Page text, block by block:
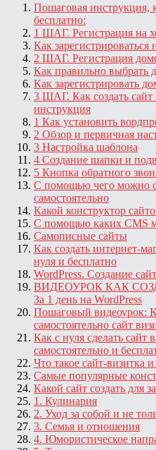
Пошаговая инструкция,
бесплатно:
1 ШАГ. Регистрация на
Как зарегистрироваться
2 ШАГ. Регистрация
Как правильно выбрать
Как зарегистрировать
3 ШАГ. Как создать сайт
инструкция
1 Как установить
2 Обзор и первичная
3 Настройка шаблона
4 Создание шапки и
5 Кнопка обратного
С помощью чего можно
самостоятельно
Какой конструктор
С помощью каких CMS
Самописные сайты
Как создать интернет-
нуля и бесплатно
WordPress. Создание
ВИДЕОУРОК КАК
За 1 день на WordPress
Пошаговый видеоурок:
самостоятельно сайт
Как с нуля сделать сайт
самостоятельно и
Что такое сайт-визитка
Самые популярные
Какой сайт создать для
1. Кулинария
2. Уход за собой и не
3. Семья и отношения
4. Юмористическое